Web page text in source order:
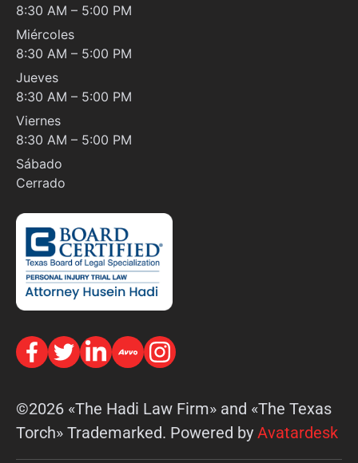
8:30 AM – 5:00 PM
Miércoles
8:30 AM – 5:00 PM
Jueves
8:30 AM – 5:00 PM
Viernes
8:30 AM – 5:00 PM
Sábado
Cerrado
©2026 «The Hadi Law Firm» and «The Texas
Torch» Trademarked. Powered by Avatardesk